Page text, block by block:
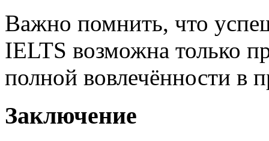
Важно помнить, что
IELTS возможна только
полной вовлечённости в
Заключение